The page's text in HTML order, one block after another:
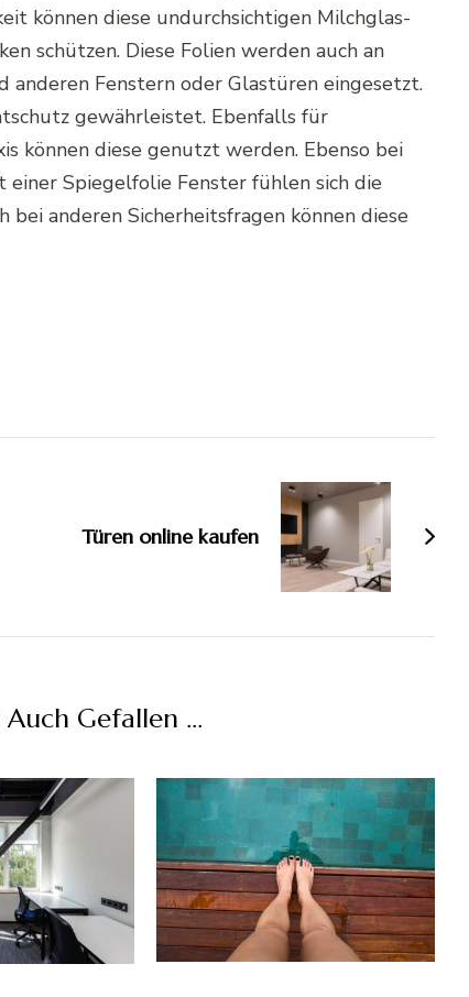
können diese undurchsichtigen Milchglas-
schützen. Diese Folien werden auch an
anderen Fenstern oder Glastüren eingesetzt.
gewährleistet. Ebenfalls für
können diese genutzt werden. Ebenso bei
einer Spiegelfolie Fenster fühlen sich die
bei anderen Sicherheitsfragen können diese
Türen online kaufen
Gefallen …